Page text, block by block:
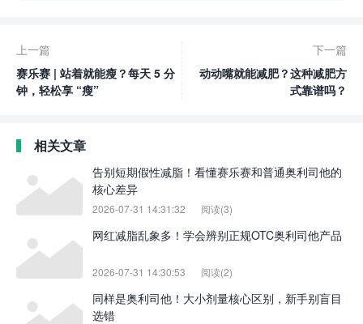
上一篇
赛乐赛 | 站着就能瘦？每天 5 分
钟，轻松享 “瘦”
下一篇
动动嘴就能减肥？这种减肥方
式靠谱吗？
相关文章
告别短期假性减脂！看懂赛乐赛和普通奥利司他的
核心差异
2026-07-31 14:31:32 阅读(3)
网红减脂乱象多！学会辨别正规OTC奥利司他产品
2026-07-31 14:30:53 阅读(2)
同样是奥利司他！大小剂量核心区别，新手别盲目
选错